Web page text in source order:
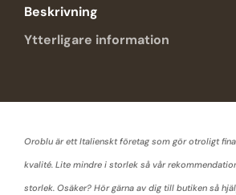
Beskrivning
Ytterligare information
Oroblu är ett Italienskt företag som gör otroligt
kvalité. Lite mindre i storlek så vår
storlek. Osäker? Hör gärna av dig till butiken så